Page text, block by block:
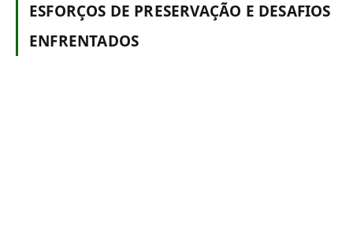
ESFORÇOS DE PRESERVAÇÃO E DESAFIOS
ENFRENTADOS